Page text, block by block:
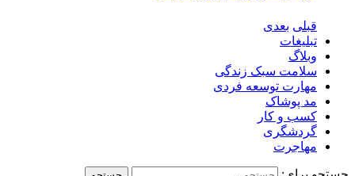
قبلی بعدی
تبلیغات
وبلاگ
سلامت سبک زندگی
مهارت توسعه فردی
مد پوشاک
کسب و کار
گردشگری
مهاجرت